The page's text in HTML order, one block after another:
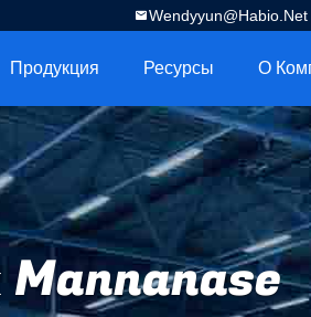
Продукция Ресурсы О
Mannanase